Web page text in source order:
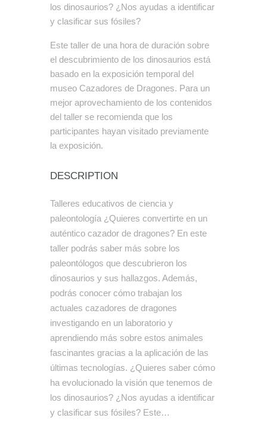
los dinosaurios? ¿Nos ayudas a identificar
y clasificar sus fósiles?
Este taller de una hora de duración sobre
el descubrimiento de los dinosaurios está
basado en la exposición temporal del
museo Cazadores de Dragones. Para un
mejor aprovechamiento de los contenidos
del taller se recomienda que los
participantes hayan visitado previamente
la exposición.
DESCRIPTION
Talleres educativos de ciencia y
paleontología ¿Quieres convertirte en un
auténtico cazador de dragones? En este
taller podrás saber más sobre los
paleontólogos que descubrieron los
dinosaurios y sus hallazgos. Además,
podrás conocer cómo trabajan los
actuales cazadores de dragones
investigando en un laboratorio y
aprendiendo más sobre estos animales
fascinantes gracias a la aplicación de las
últimas tecnologías. ¿Quieres saber cómo
ha evolucionado la visión que tenemos de
los dinosaurios? ¿Nos ayudas a identificar
y clasificar sus fósiles? Este…